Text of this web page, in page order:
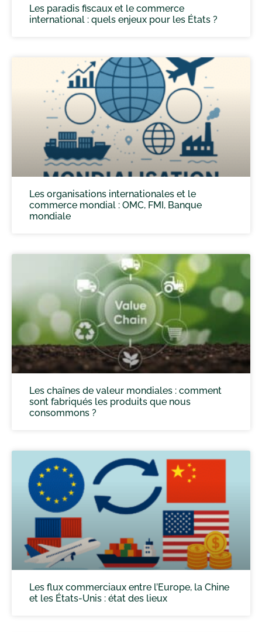
Les paradis fiscaux et le commerce
international : quels enjeux pour les États ?
Les organisations internationales et le
commerce mondial : OMC, FMI, Banque
mondiale
Les chaînes de valeur mondiales : comment
sont fabriqués les produits que nous
consommons ?
Les flux commerciaux entre l’Europe, la Chine
et les États-Unis : état des lieux